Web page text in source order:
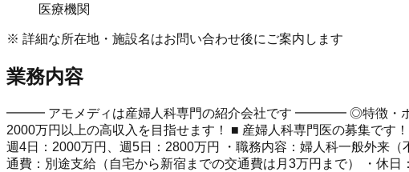
医療機関
※ 詳細な所在地・施設名はお問い合わせ後にご案内します
業務内容
━━━ アモメディは産婦人科専門の紹介会社です ━━━━ ◎特徴・ポ
2000万円以上の高収入を目指せます！ ■ 産婦人科専門医の募集です
週4日：2000万円、週5日：2800万円 ・職務内容：婦人科一般外来
通費：別途支給（自宅から新宿までの交通費は月3万円まで） ・休